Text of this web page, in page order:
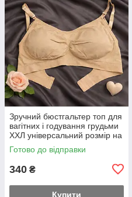
Зручний бюстгальтер топ для
вагітних і годування грудьми
XXЛ універсальний розмір на
чашку З Д Е
Готово до відправки
340 ₴
Купити